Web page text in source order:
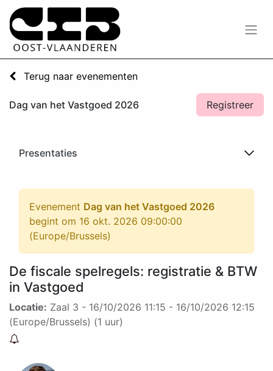
Terug naar evenementen
Dag van het Vastgoed 2026 Registreer
Presentaties
Evenement Dag van het Vastgoed 2026
begint om 16 okt. 2026 09:00:00
(Europe/Brussels)
De fiscale spelregels: registratie & BTW
in Vastgoed
Locatie: Zaal 3 - 16/10/2026 11:15 - 16/10/2026 12:15
(Europe/Brussels) (1 uur)